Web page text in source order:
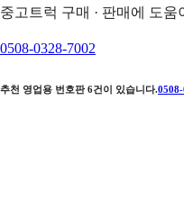
중고트럭 구매 · 판매에 도움
0508-0328-7002
추천 영업용 번호판 6건이 있습니다.